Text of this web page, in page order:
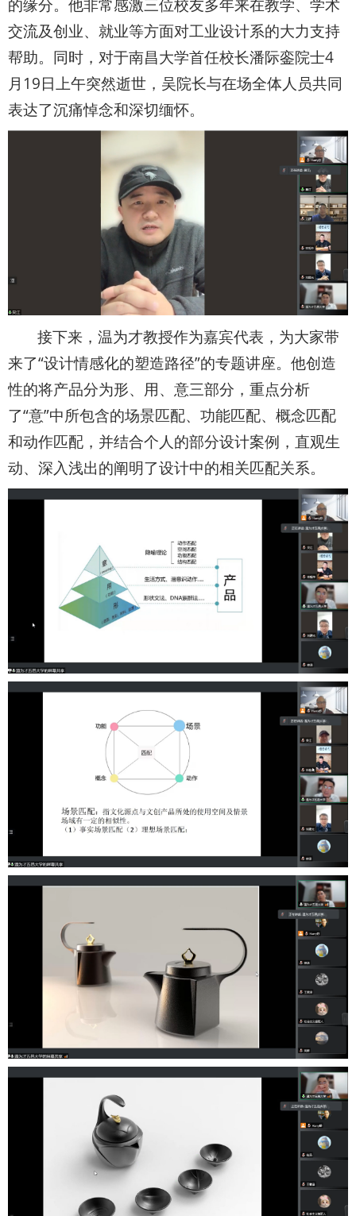
的缘分。他非常感激三位校友多年来在教学、学术
交流及创业、就业等方面对工业设计系的大力支持
帮助。同时，对于南昌大学首任校长潘际銮院士4
月19日上午突然逝世，吴院长与在场全体人员共同
表达了沉痛悼念和深切缅怀。
接下来，温为才教授作为嘉宾代表，为大家带
来了“设计情感化的塑造路径”的专题讲座。他创造
性的将产品分为形、用、意三部分，重点分析
了“意”中所包含的场景匹配、功能匹配、概念匹配
和动作匹配，并结合个人的部分设计案例，直观生
动、深入浅出的阐明了设计中的相关匹配关系。